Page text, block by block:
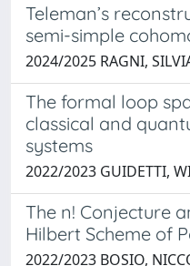
Teleman’s
semi-simple
2024/2025 RAGNI,
The formal loop
classical and
systems
2022/2023 GUIDETTI,
The n! Conjecture
Hilbert Scheme of
2022/2023 BOSIO,